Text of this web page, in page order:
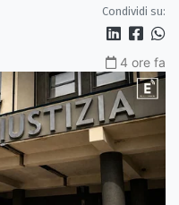
Condividi su:
4 ore fa